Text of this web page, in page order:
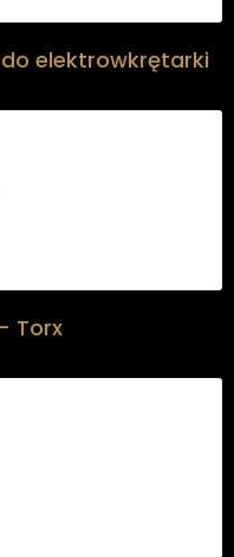
elektrowkrętarki
Torx